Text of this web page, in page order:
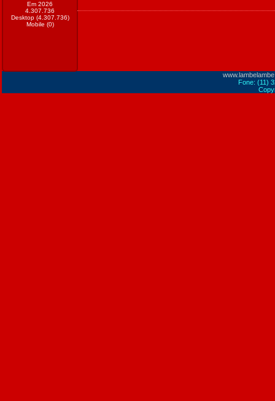
Em 2026
4.307.736
Desktop (4.307.736)
Mobile (0)
Fone: (11)